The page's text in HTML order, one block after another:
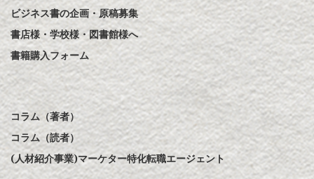
ビジネス書の企画・原稿募集
書店様・学校様・図書館様へ
書籍購入フォーム
コラム（著者）
コラム（読者）
(人材紹介事業)マーケター特化転職エージェント